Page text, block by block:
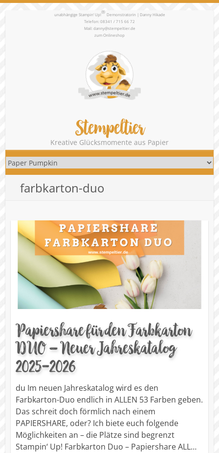
unabhängige Stampin‘ Up!® Demonstratorin | Danny Hikade
Telefon: 08341 / 715 66 72
Mail:danny@stempeltier.de
zumOnlineshop
Stempeltier
Kreative Glücksmomente aus Papier
farbkarton-duo
Papiershare für den Farbkarton
DUO – Neuer Jahreskatalog
2025-2026
du Im neuen Jahreskatalog wird es den
Farbkarton-Duo endlich in ALLEN 53 Farben geben.
Das schreit doch förmlich nach einem
PAPIERSHARE, oder? Ich biete euch folgende
Möglichkeiten an – die Plätze sind begrenzt
Stampin‘ Up! Farbkarton Duo – Papiershare ALL…